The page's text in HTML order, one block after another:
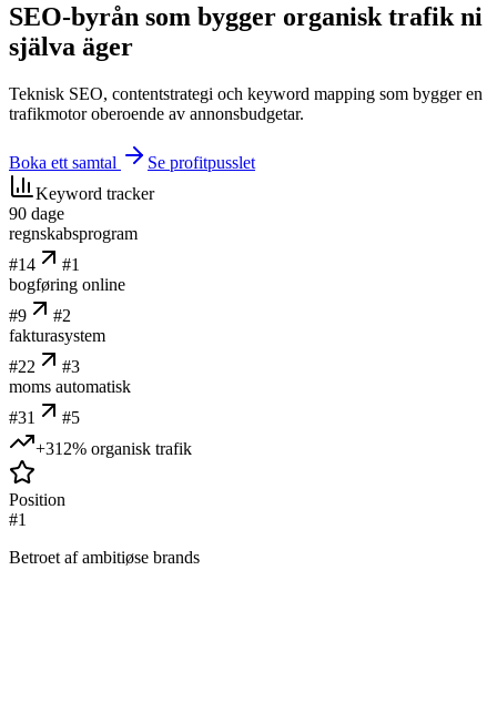
SEO-byrån som bygger organisk trafik ni
själva äger
Teknisk SEO, contentstrategi och keyword mapping som bygger en
trafikmotor oberoende av annonsbudgetar.
Boka ett samtal
Se profitpusslet
Keyword tracker
90 dage
regnskabsprogram
#14 #1
bogføring online
#9 #2
fakturasystem
#22 #3
moms automatisk
#31 #5
+312% organisk trafik
Position
#1
Betroet af ambitiøse brands